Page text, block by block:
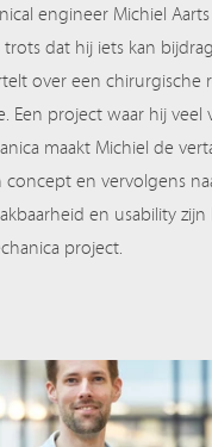
engineer Michiel
dat hij iets kan
over een chirurgische
Een project waar hij veel
maakt Michiel de
concept en vervolgens
en usability
project.